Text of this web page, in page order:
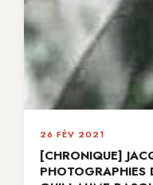
26 FÉV 2021
[CHRONIQUE]
PHOTOGRAPHIES